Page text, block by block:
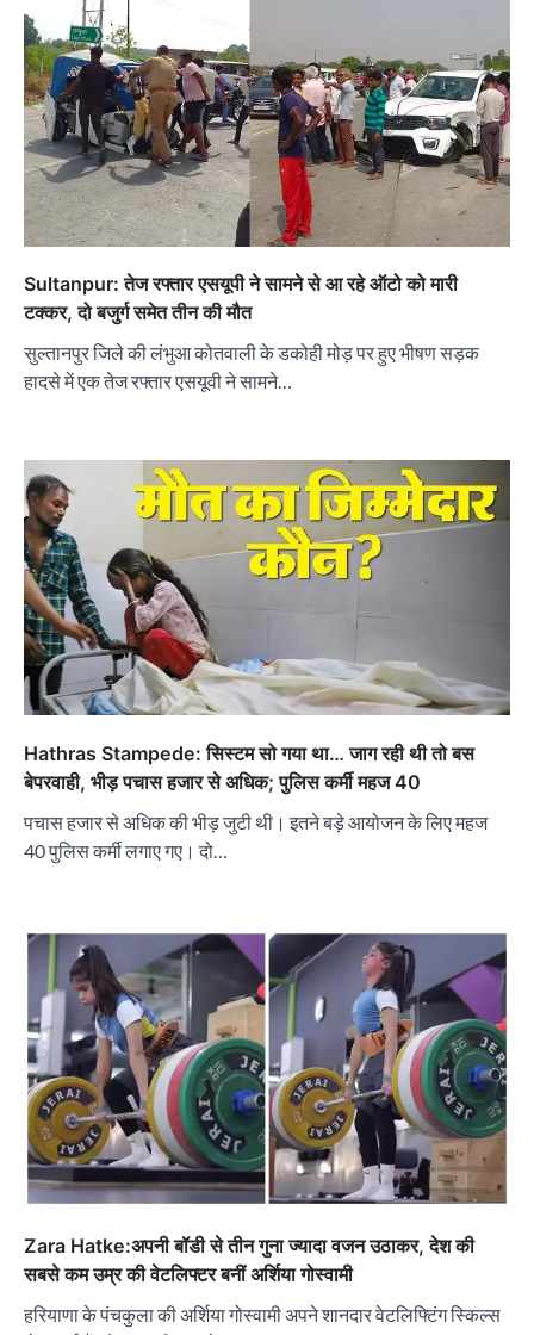
Sultanpur: तेज रफ्तार एसयूपी ने सामने से आ रहे ऑटो को मारी
टक्कर, दो बजुर्ग समेत तीन की मौत
सुल्तानपुर जिले की लंभुआ कोतवाली के डकोही मोड़ पर हुए भीषण सड़क
हादसे में एक तेज रफ्तार एसयूवी ने सामने…
Hathras Stampede: सिस्टम सो गया था… जाग रही थी तो बस
बेपरवाही, भीड़ पचास हजार से अधिक; पुलिस कर्मी महज 40
पचास हजार से अधिक की भीड़ जुटी थी। इतने बड़े आयोजन के लिए महज
40 पुलिस कर्मी लगाए गए। दो…
Zara Hatke:अपनी बॉडी से तीन गुना ज्यादा वजन उठाकर, देश की
सबसे कम उम्र की वेटलिफ्टर बनीं अर्शिया गोस्वामी
हरियाणा के पंचकुला की अर्शिया गोस्वामी अपने शानदार वेटलिफ्टिंग स्किल्स